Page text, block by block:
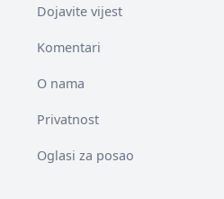
Dojavite vijest
Komentari
O nama
Privatnost
Oglasi za posao